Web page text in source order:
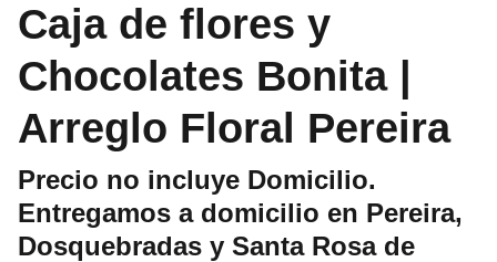
Caja de flores y
Chocolates Bonita |
Arreglo Floral Pereira
Precio no incluye Domicilio.
Entregamos a domicilio en Pereira,
Dosquebradas y Santa Rosa de